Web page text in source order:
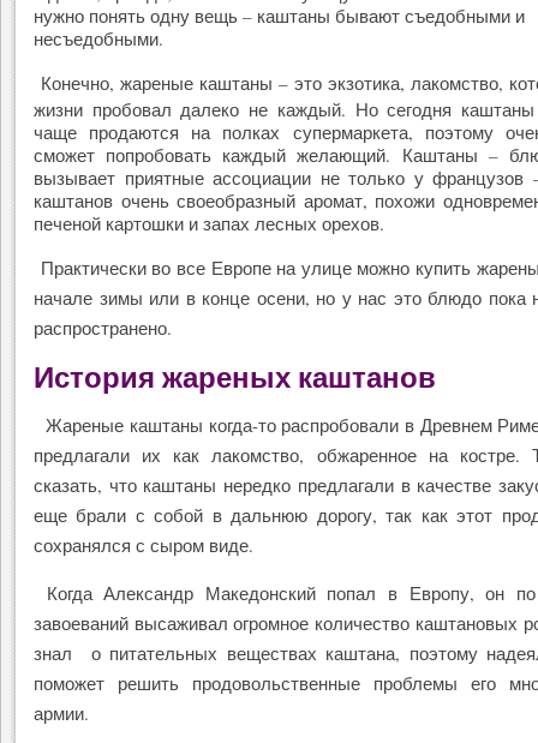
нужно понять одну вещь – каштаны бывают съедобными и
несъедобными.
Конечно, жареные каштаны – это экзотика, лакомство,
жизни пробовал далеко не каждый. Но сегодня
чаще продаются на полках супермаркета, поэтому
сможет попробовать каждый желающий. Каштаны –
вызывает приятные ассоциации не только у
каштанов очень своеобразный аромат, похожи
печеной картошки и запах лесных орехов.
Практически во все Европе на улице можно купить
начале зимы или в конце осени, но у нас это блюдо пока
распространено.
История жареных каштанов
Жареные каштаны когда-то распробовали в Древнем
предлагали их как лакомство, обжаренное на костре.
сказать, что каштаны нередко предлагали в качестве
еще брали с собой в дальнюю дорогу, так как этот
сохранялся с сыром виде.
Когда Александр Македонский попал в Европу, он
завоеваний высаживал огромное количество каштановых
знал о питательных веществах каштана, поэтому
поможет решить продовольственные проблемы его
армии.